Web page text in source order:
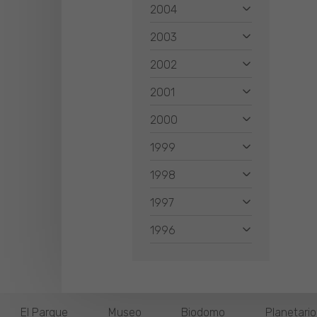
2004
2003
2002
2001
2000
1999
1998
1997
1996
El Parque Museo Biodomo